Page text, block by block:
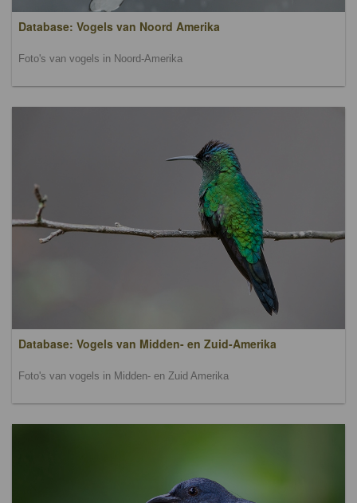
Database: Vogels van Noord Amerika
Foto's van vogels in Noord-Amerika
Database: Vogels van Midden- en Zuid-Amerika
Foto's van vogels in Midden- en Zuid Amerika